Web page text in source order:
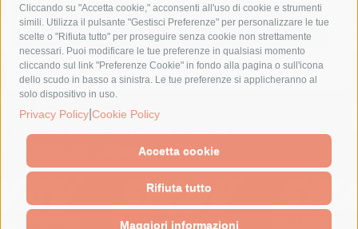
Cliccando su "Accetta cookie," acconsenti all'uso di cookie e strumenti
simili. Utilizza il pulsante "Gestisci Preferenze" per personalizzare le tue
scelte o "Rifiuta tutto" per proseguire senza cookie non strettamente
necessari. Puoi modificare le tue preferenze in qualsiasi momento
cliccando sul link "Preferenze Cookie" in fondo alla pagina o sull'icona
dello scudo in basso a sinistra. Le tue preferenze si applicheranno al
solo dispositivo in uso.
Privacy Policy Cookie Policy
Accetta cookie
Rifiuta tutto
Maggiori informazioni
sindaco cuomo
sorrento studenti temporali
treni
turismo
Vico Equense villa fiorentino vincenzo de luca
© 2015 SorrentoPress. All rights reserved.
Il giornale online della Penisola Sorrentina
Cookie Policy